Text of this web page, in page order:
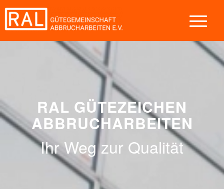
RAL GÜTEZEICHEN
ABBRUCHARBEITEN
Ihr Weg zur Qualität